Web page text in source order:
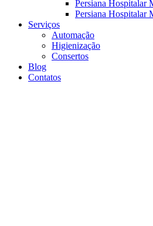
Persiana Hospitalar
Persiana Hospitalar
Serviços
Automação
Higienização
Consertos
Blog
Contatos